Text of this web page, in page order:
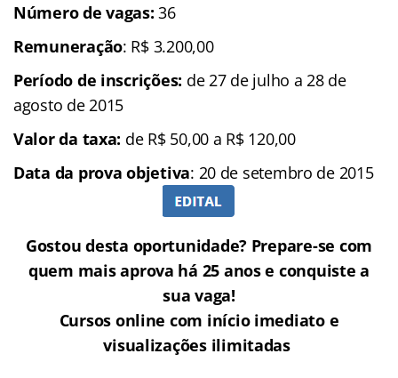
Número de vagas: 36
Remuneração: R$ 3.200,00
Período de inscrições: de 27 de julho a 28 de
agosto de 2015
Valor da taxa: de R$ 50,00 a R$ 120,00
Data da prova objetiva: 20 de setembro de 2015
Gostou desta oportunidade? Prepare-se com
quem mais aprova há 25 anos e conquiste a
sua vaga!
Cursos online com início imediato e
visualizações ilimitadas